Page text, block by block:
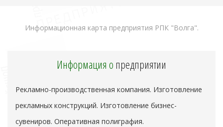
Информационная карта предприятия РПК "Волга".
Информация опредприятии
Рекламно-производственная компания. Изготовление
рекламных конструкций. Изготовление бизнес-
сувениров. Оперативная полиграфия.